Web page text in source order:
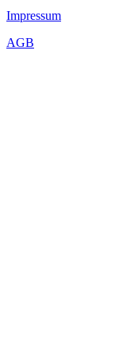
Impressum
AGB